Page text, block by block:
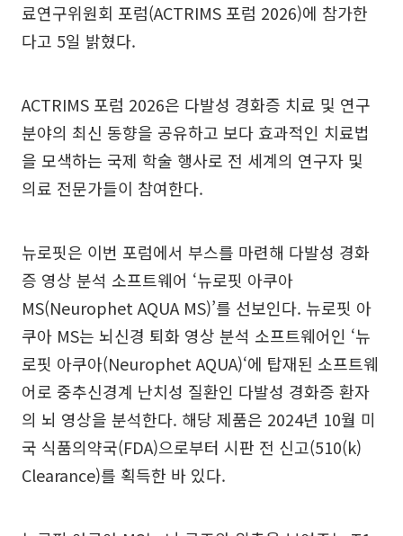
료연구위원회 포럼(ACTRIMS 포럼 2026)에 참가한
다고 5일 밝혔다.
ACTRIMS 포럼 2026은 다발성 경화증 치료 및 연구
분야의 최신 동향을 공유하고 보다 효과적인 치료법
을 모색하는 국제 학술 행사로 전 세계의 연구자 및
의료 전문가들이 참여한다.
뉴로핏은 이번 포럼에서 부스를 마련해 다발성 경화
증 영상 분석 소프트웨어 ‘뉴로핏 아쿠아
MS(Neurophet AQUA MS)’를 선보인다. 뉴로핏 아
쿠아 MS는 뇌신경 퇴화 영상 분석 소프트웨어인 ‘뉴
로핏 아쿠아(Neurophet AQUA)‘에 탑재된 소프트웨
어로 중추신경계 난치성 질환인 다발성 경화증 환자
의 뇌 영상을 분석한다. 해당 제품은 2024년 10월 미
국 식품의약국(FDA)으로부터 시판 전 신고(510(k)
Clearance)를 획득한 바 있다.